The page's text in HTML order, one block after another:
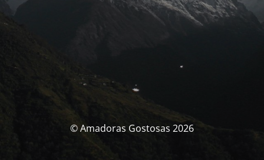
© Amadoras Gostosas 2026